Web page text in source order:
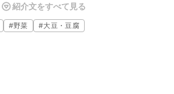
るので、おつまみにもできますよ。仕上げに
が増しておいしいですよ。
紹介文をすべて見る
#野菜 #大豆・豆腐